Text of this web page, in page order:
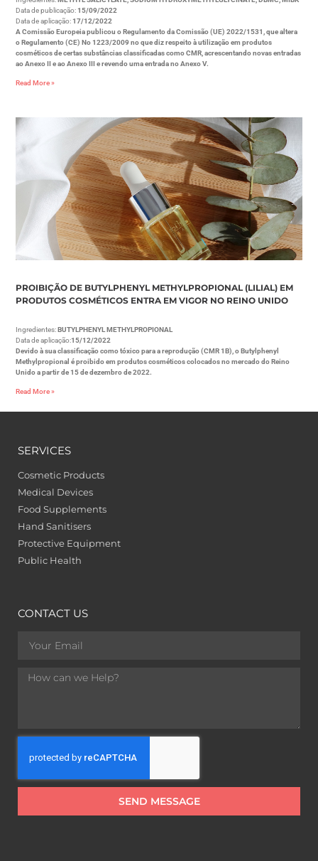
Data de publicação: 15/09/2022
Data de aplicação: 17/12/2022
A Comissão Europeia publicou o Regulamento da Comissão (UE) 2022/1531, que altera
o Regulamento (CE) No 1223/2009 no que diz respeito à utilização em produtos
cosméticos de certas substâncias classificadas como CMR, acrescentando novas entradas
ao Anexo II e ao Anexo III e revendo uma entrada no Anexo V.
Read More »
PROIBIÇÃO DE BUTYLPHENYL METHYLPROPIONAL (LILIAL) EM
PRODUTOS COSMÉTICOS ENTRA EM VIGOR NO REINO UNIDO
Ingredientes: BUTYLPHENYL METHYLPROPIONAL
Data de aplicação:15/12/2022
Devido à sua classificação como tóxico para a reprodução (CMR 1B), o Butylphenyl
Methylpropional é proibido em produtos cosméticos colocados no mercado do Reino
Unido a partir de 15 de dezembro de 2022.
Read More »
SERVICES
Cosmetic Products
Medical Devices
Food Supplements
Hand Sanitisers
Protective Equipment
Public Health
CONTACT US
SEND MESSAGE